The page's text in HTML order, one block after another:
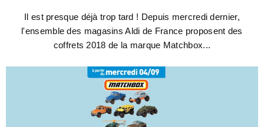
Il est presque déjà trop tard ! Depuis mercredi dernier,
l'ensemble des magasins Aldi de France proposent des
coffrets 2018 de la marque Matchbox...